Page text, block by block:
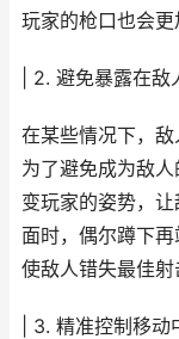
玩家的枪口也会更
| 2. 避免暴露在
在某些情况下，敌
为了避免成为敌
变玩家的姿势，
面时，偶尔蹲下
使敌人错失最佳射
| 3. 精准控制移动